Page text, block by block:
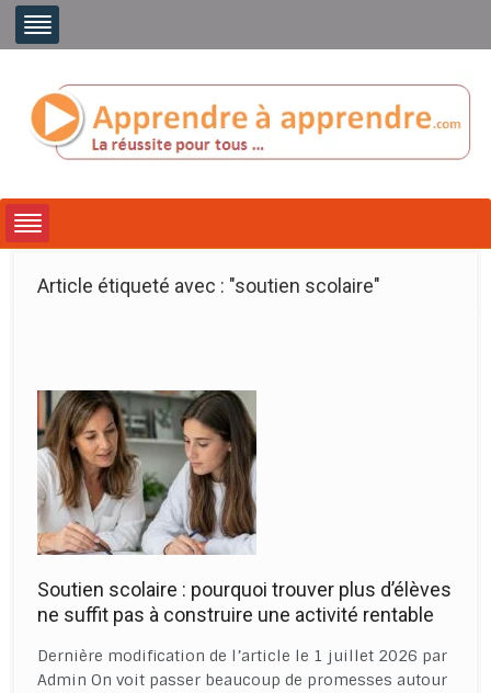
Article étiqueté avec : "soutien scolaire"
Soutien scolaire : pourquoi trouver plus d’élèves
ne suffit pas à construire une activité rentable
Dernière modification de l’article le 1 juillet 2026 par
Admin On voit passer beaucoup de promesses autour